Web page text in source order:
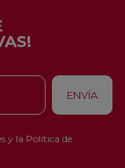
y la Política de